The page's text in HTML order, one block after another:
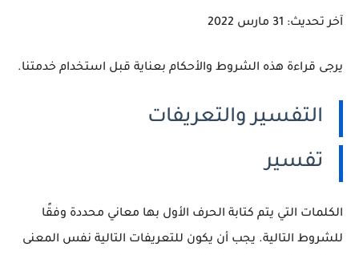
آخر تحديث: 31 مارس 2022
يرجى قراءة هذه الشروط والأحكام بعناية قبل استخدام خدمتنا.
التفسير والتعريفات
تفسير
الكلمات التي يتم كتابة الحرف الأول بها معاني محددة وفقًا
للشروط التالية. يجب أن يكون للتعريفات التالية نفس المعنى